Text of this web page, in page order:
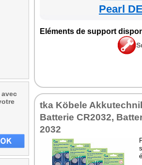
Pearl
Eléments de support
tka Köbele
Batterie CR2032,
2032